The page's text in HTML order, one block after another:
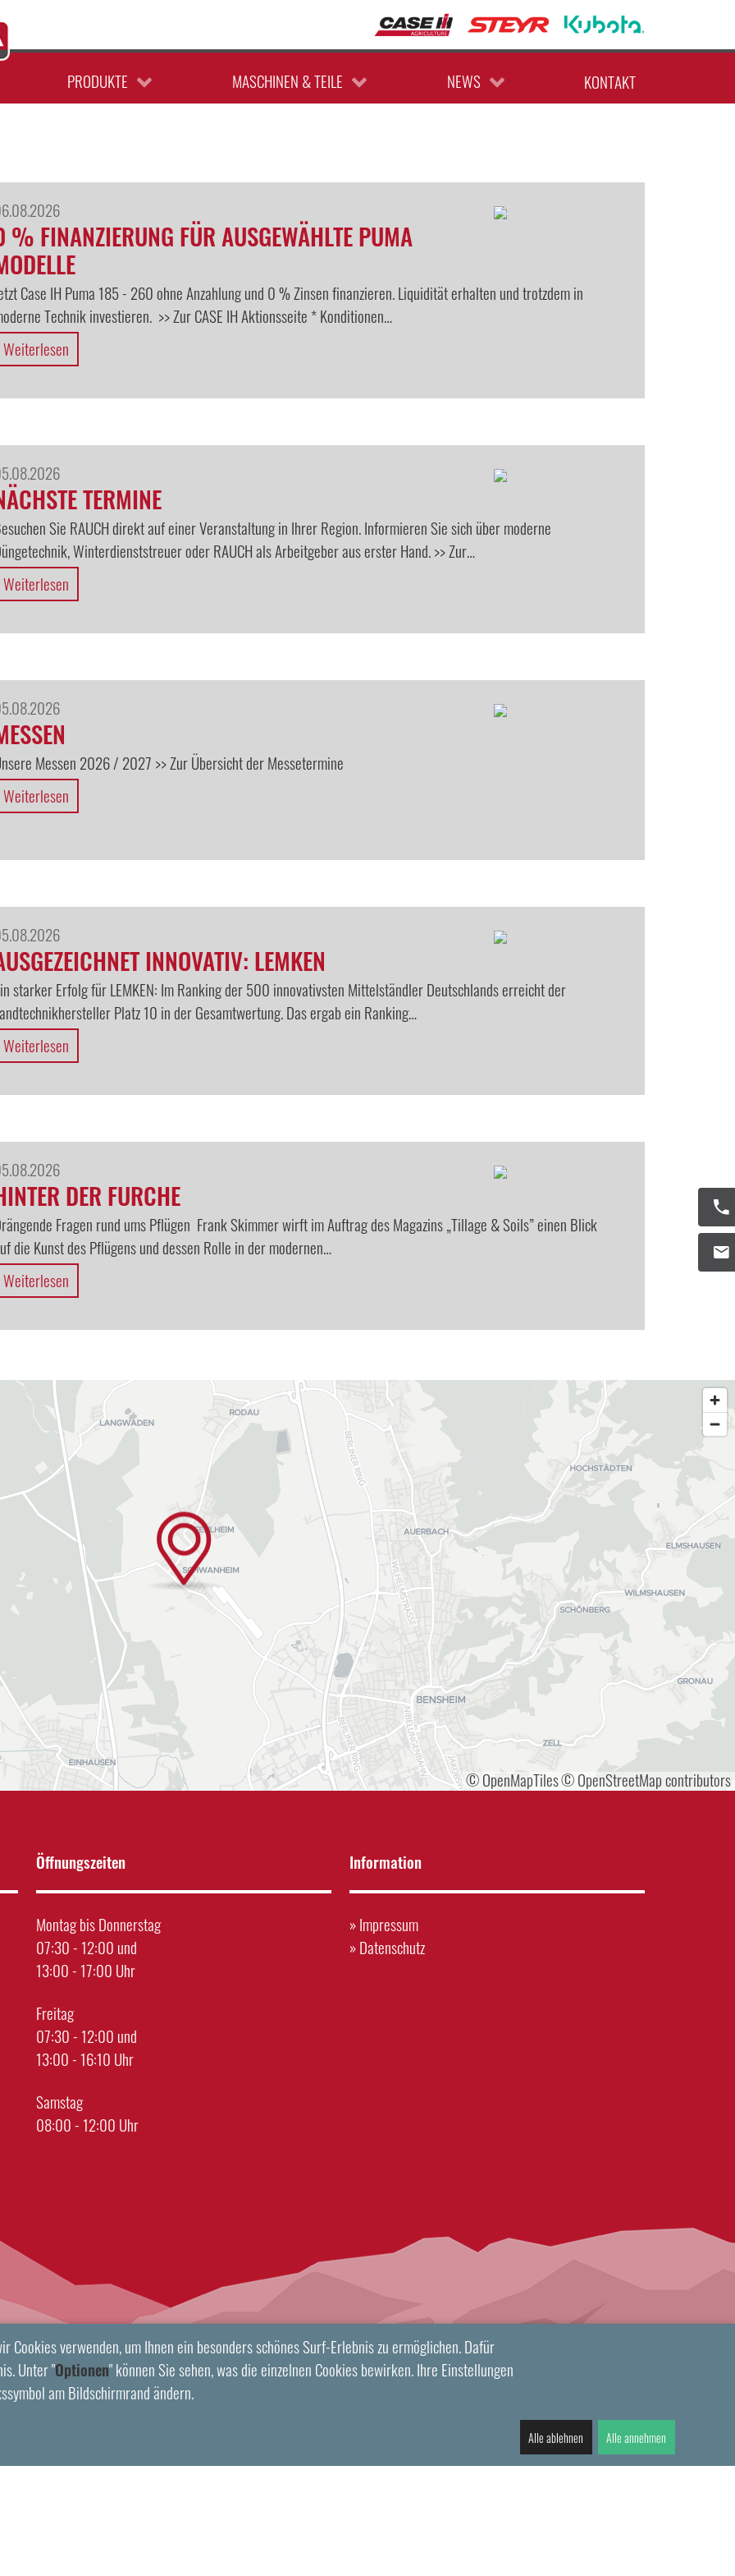
PRODUKTE
GARTENTECHNIK
MASCHINEN & TEILE
ERSATZTEILE
NEWS
AKTUELLE ANGEBOTE
TERMINE
KONTAKT
% FINANZIERUNG FÜR AUSGEWÄHLTE PUMA
Case IH Puma 185 - 260 ohne Anzahlung und 0 % Zinsen finanzieren. Liquidität erhalten und trotzdem in
Technik investieren. >> Zur CASE IH Aktionsseite * Konditionen…
Weiterlesen
TERMINE
Sie RAUCH direkt auf einer Veranstaltung in Ihrer Region. Informieren Sie sich über moderne
Winterdienststreuer oder RAUCH als Arbeitgeber aus erster Hand. >> Zur…
Weiterlesen
Messen 2026 / 2027 >> Zur Übersicht der Messetermine
Weiterlesen
INNOVATIV: LEMKEN
starker Erfolg für LEMKEN: Im Ranking der 500 innovativsten Mittelständler Deutschlands erreicht der
Platz 10 in der Gesamtwertung. Das ergab ein Ranking…
Weiterlesen
DER FURCHE
Fragen rund ums Pflügen Frank Skimmer wirft im Auftrag des Magazins „Tillage & Soils” einen Blick
die Kunst des Pflügens und dessen Rolle in der modernen…
Weiterlesen
© OpenMapTiles© OpenStreetMap contributors
Öffnungszeiten
Montag bis Donnerstag
07:30 - 12:00 und
13:00 - 17:00 Uhr
Freitag
07:30 - 12:00 und
13:00 - 16:10 Uhr
Samstag
08:00 - 12:00 Uhr
Information
»Impressum
»Datenschutz
Cookies verwenden, um Ihnen ein besonders schönes Surf-Erlebnis zu ermöglichen. Dafür
Unter "Optionen" können Sie sehen, was die einzelnen Cookies bewirken. Ihre Einstellungen
am Bildschirmrand ändern.
Alle ablehnen Alle annehmen